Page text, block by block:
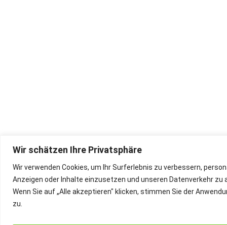
Wir schätzen Ihre Privatsphäre
Wir verwenden Cookies, um Ihr Surferlebnis zu verbessern,
Anzeigen oder Inhalte einzusetzen und unseren Datenverkehr zu
Wenn Sie auf „Alle akzeptieren" klicken, stimmen Sie der
zu.